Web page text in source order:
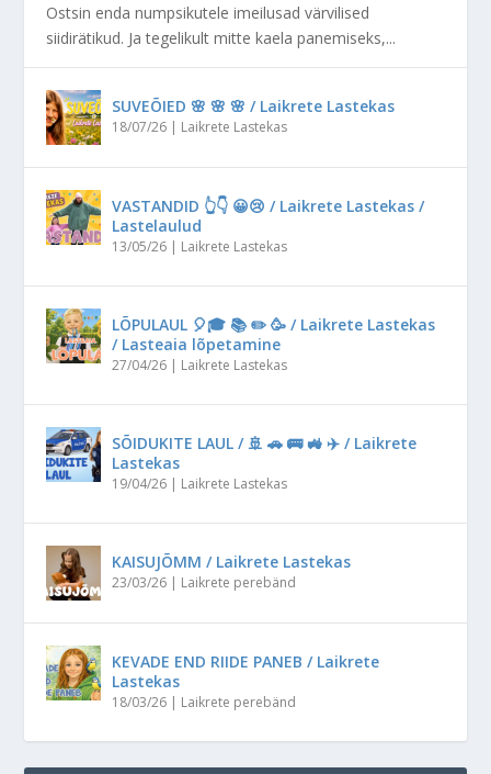
Ostsin enda numpsikutele imeilusad värvilised
siidirätikud. Ja tegelikult mitte kaela panemiseks,...
SUVEÕIED 🌸 🌸 🌸 / Laikrete Lastekas
18/07/26 | Laikrete Lastekas
VASTANDID 👆👇 😀😢 / Laikrete Lastekas /
Lastelaulud
13/05/26 | Laikrete Lastekas
LÕPULAUL 🎈🎓 📚 ✏️ 🥳 / Laikrete Lastekas
/ Lasteaia lõpetamine
27/04/26 | Laikrete Lastekas
SÕIDUKITE LAUL / 🚢 🚗 🚌 🚜 ✈️ / Laikrete
Lastekas
19/04/26 | Laikrete Lastekas
KAISUJÕMM / Laikrete Lastekas
23/03/26 | Laikrete perebänd
KEVADE END RIIDE PANEB / Laikrete
Lastekas
18/03/26 | Laikrete perebänd